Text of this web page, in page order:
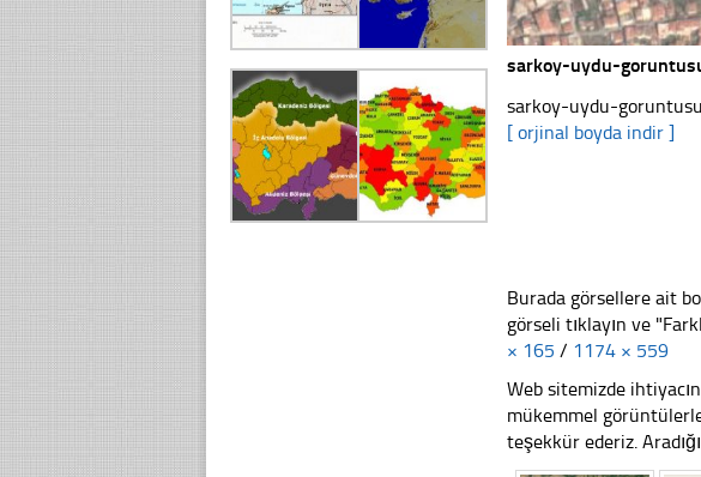
sarkoy-uydu-
sarkoy-uydu-
[ orjinal boyda indir ]
Burada görsellere ait
görseli tıklayın ve
× 165 / 1174 × 559
Web sitemizde
mükemmel
teşekkür ederiz.